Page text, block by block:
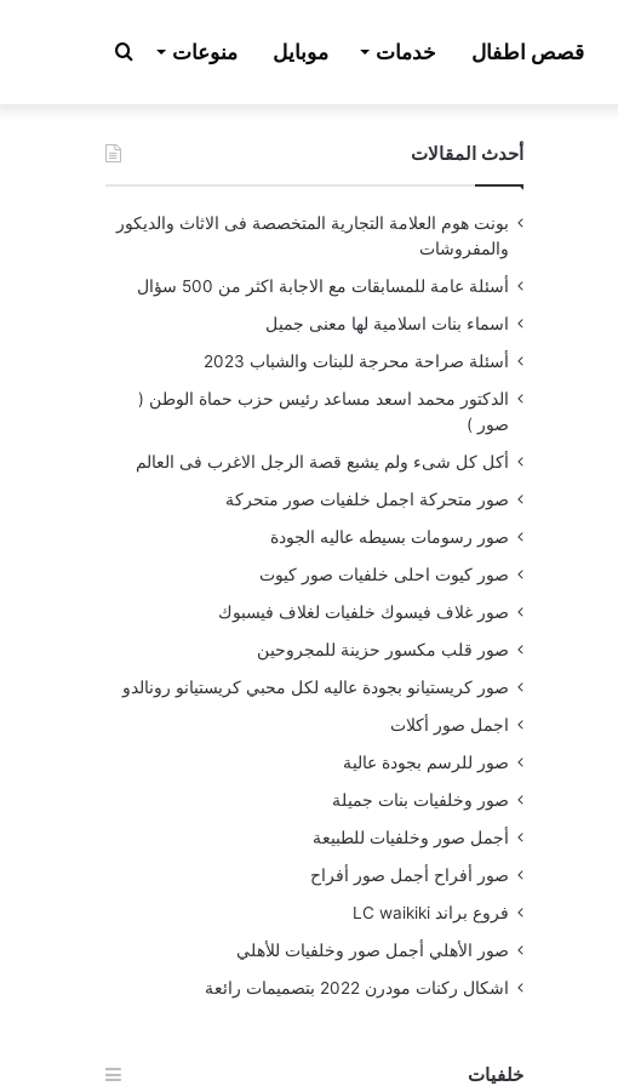
قصص اطفال خدمات موبايل منوعات بحث
عن أحدث المقالات
بونت هوم العلامة التجارية المتخصصة فى الاثاث والديكور
والمفروشات
أسئلة عامة للمسابقات مع الاجابة اكثر من 500 سؤال
اسماء بنات اسلامية لها معنى جميل
أسئلة صراحة محرجة للبنات والشباب 2023
الدكتور محمد اسعد مساعد رئيس حزب حماة الوطن (
صور )
أكل كل شىء ولم يشبع قصة الرجل الاغرب فى العالم
صور متحركة اجمل خلفيات صور متحركة
صور رسومات بسيطه عاليه الجودة
صور كيوت احلى خلفيات صور كيوت
صور غلاف فيسوك خلفيات لغلاف فيسبوك
صور قلب مكسور حزينة للمجروحين
صور كريستيانو بجودة عاليه لكل محبي كريستيانو رونالدو
اجمل صور أكلات
صور للرسم بجودة عالية
صور وخلفيات بنات جميلة
أجمل صور وخلفيات للطبيعة
صور أفراح أجمل صور أفراح
فروع براند LC waikiki
صور الأهلي أجمل صور وخلفيات للأهلي
اشكال ركنات مودرن 2022 بتصميمات رائعة
خلفيات